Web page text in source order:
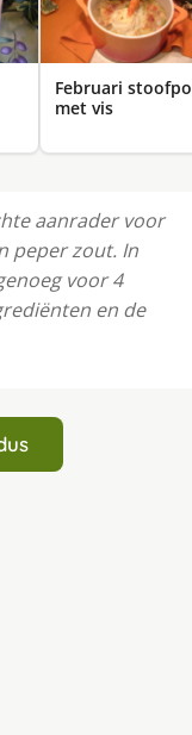
Februari
met vis
aanrader voor
peper zout. In
voor 4
en de